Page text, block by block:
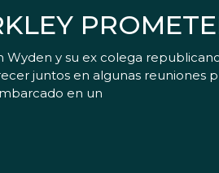
Wyden y su ex colega
juntos en algunas reuniones
en un